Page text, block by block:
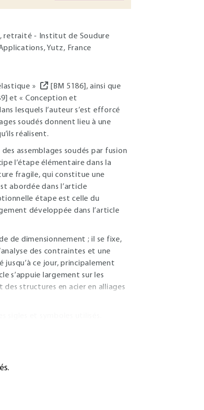
retraité - Institut de Soudure
Yutz, France
»
[BM 5186], ainsi que
et « Conception et
lesquels l’auteur s’est efforcé
soudés donnent lieu à une
réalisent.
assemblages soudés par fusion
l’étape élémentaire dans la
fragile, qui constitue une
abordée dans l’article
étape est celle du
développée dans l’article
de dimensionnement ; il se fixe,
des contraintes et une
jusqu’à ce jour, principalement
s’appuie largement sur les
structures en acier en alliages